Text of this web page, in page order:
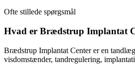
Ofte stillede spørgsmål
Hvad er Brædstrup Implantat
Brædstrup Implantat Center er en
visdomstænder, tandregulering,